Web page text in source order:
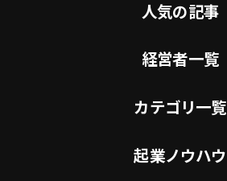
人気の記事
経営者一覧
カテゴリ一覧
起業ノウハウ